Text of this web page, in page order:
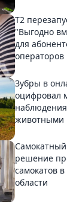
Т2
"Выгодно
для
операторов
Зубры в
оцифровал
животными
решение
самокатов
области